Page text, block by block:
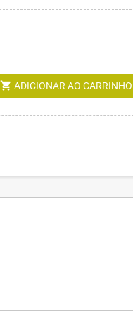
shopping_cart ADICIONAR AO CARRINHO